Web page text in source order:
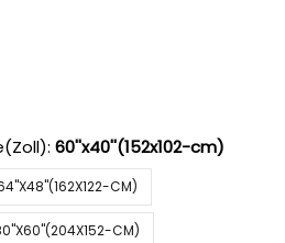
60''x40''(152x102-cm)
CM)
CM)